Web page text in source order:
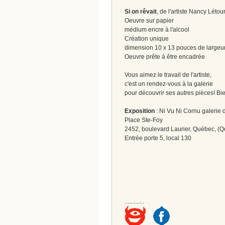
Si on rêvait, de l'artiste Nancy
Oeuvre sur papier
médium encre à l'alcool
Création unique
dimension 10 x 13 pouces de
Oeuvre prête à être encadrée
Vous aimez le travail de l'artiste,
c'est un rendez-vous à la galerie
pour découvrir ses autres pièces!
Exposition : Ni Vu Ni Cornu galerie
Place Ste-Foy
2452, boulevard Laurier, Québec,
Entrée porte 5, local 130
.............